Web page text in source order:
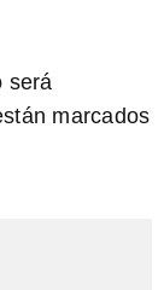
será
marcados